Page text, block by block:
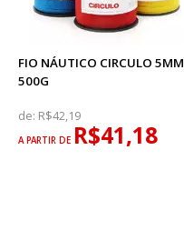
FIO NÁUTICO CIRCULO 5MM
500G
de: R$42,19
A PARTIR DE R$41,18